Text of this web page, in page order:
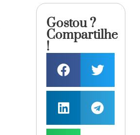
Gostou ?
Compartilhe
!